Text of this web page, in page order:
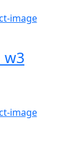
مكتب مقاس 160سم w3